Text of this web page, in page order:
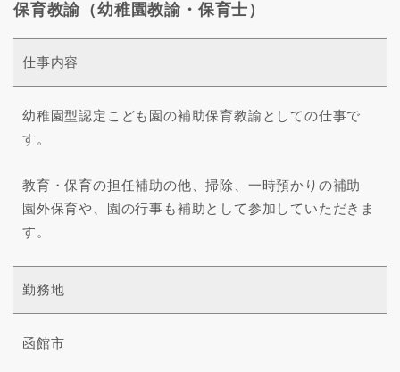
保育教諭（幼稚園教諭・保育士）
仕事内容
幼稚園型認定こども園の補助保育教諭としての仕事で
す。
教育・保育の担任補助の他、掃除、一時預かりの補助
園外保育や、園の行事も補助として参加していただきま
す。
勤務地
函館市